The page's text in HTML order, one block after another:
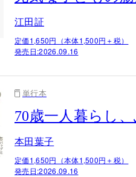
江田証
定価1,650円（本体1,500円＋税）
発売日:2026.09.16
単行本
70歳一人暮らし
本田葉子
定価1,650円（本体1,500円＋税）
発売日:2026.09.16